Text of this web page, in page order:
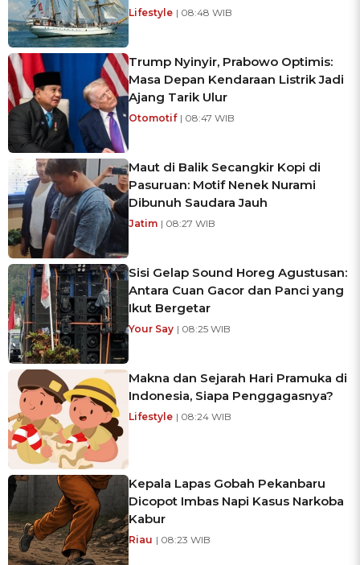
Lifestyle | 08:48 WIB
Trump Nyinyir, Prabowo Optimis:
Masa Depan Kendaraan Listrik Jadi
Ajang Tarik Ulur
Otomotif | 08:47 WIB
Maut di Balik Secangkir Kopi di
Pasuruan: Motif Nenek Nurami
Dibunuh Saudara Jauh
Jatim | 08:27 WIB
Sisi Gelap Sound Horeg Agustusan:
Antara Cuan Gacor dan Panci yang
Ikut Bergetar
Your Say | 08:25 WIB
Makna dan Sejarah Hari Pramuka di
Indonesia, Siapa Penggagasnya?
Lifestyle | 08:24 WIB
Kepala Lapas Gobah Pekanbaru
Dicopot Imbas Napi Kasus Narkoba
Kabur
Riau | 08:23 WIB